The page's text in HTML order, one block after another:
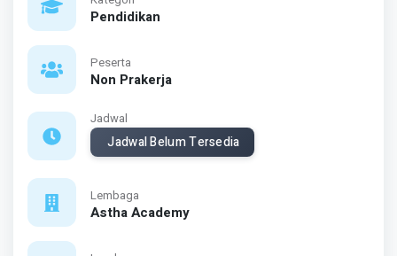
Pendidikan
Peserta
Non Prakerja
Jadwal
Jadwal Belum Tersedia
Lembaga
Astha Academy